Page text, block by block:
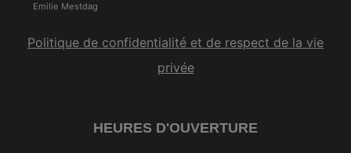
Emilie Mestdag
Politique de confidentialité et de respect de la vie
privée
HEURES D'OUVERTURE